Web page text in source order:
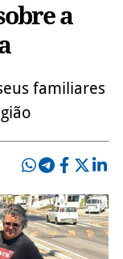
a
familiares